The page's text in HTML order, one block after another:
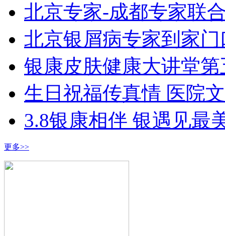
北京专家-成都专家联
北京银屑病专家到家门
银康皮肤健康大讲堂第
生日祝福传真情 医院
3.8银康相伴 银遇见最
更多>>